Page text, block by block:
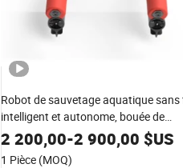
Robot de sauvetage aquatique sans
intelligent et autonome, bouée de
sauvetage électrique professionnelle
avec certification CE
2 200,00-2 900,00 $US
1 Pièce (MOQ)